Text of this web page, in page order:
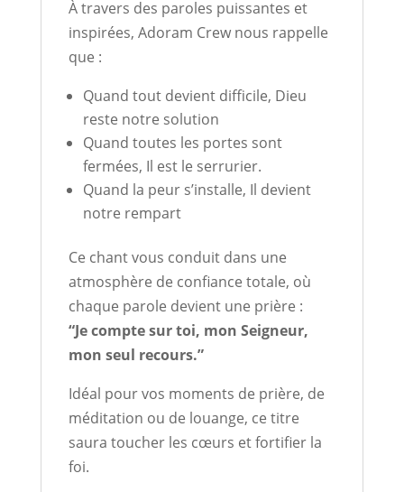
À travers des paroles puissantes et
inspirées, Adoram Crew nous rappelle
que :
Quand tout devient difficile, Dieu
reste notre solution
Quand toutes les portes sont
fermées, Il est le serrurier.
Quand la peur s’installe, Il devient
notre rempart
Ce chant vous conduit dans une
atmosphère de confiance totale, où
chaque parole devient une prière :
“Je compte sur toi, mon Seigneur,
mon seul recours.”
Idéal pour vos moments de prière, de
méditation ou de louange, ce titre
saura toucher les cœurs et fortifier la
foi.